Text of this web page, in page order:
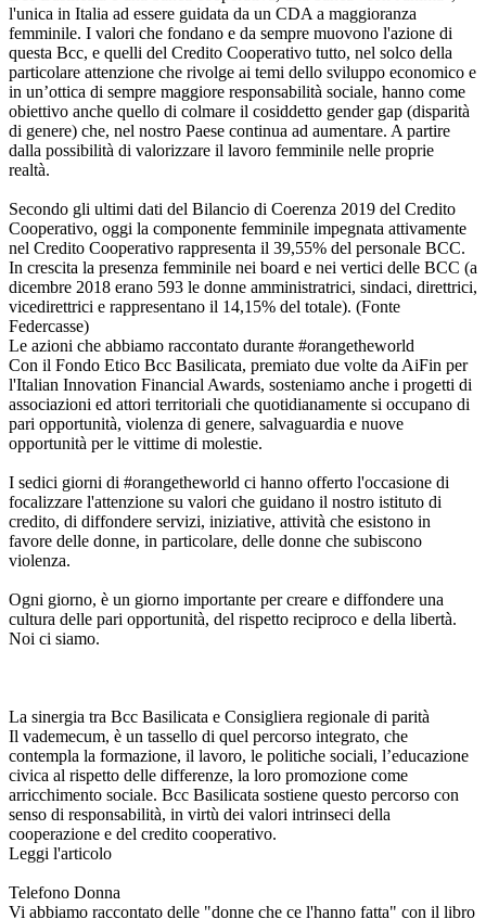
l'unica in Italia ad essere guidata da un CDA a maggioranza
femminile. I valori che fondano e da sempre muovono l'azione di
questa Bcc, e quelli del Credito Cooperativo tutto, nel solco della
particolare attenzione che rivolge ai temi dello sviluppo economico e
in un’ottica di sempre maggiore responsabilità sociale, hanno come
obiettivo anche quello di colmare il cosiddetto gender gap (disparità
di genere) che, nel nostro Paese continua ad aumentare. A partire
dalla possibilità di valorizzare il lavoro femminile nelle proprie
realtà.
Secondo gli ultimi dati del Bilancio di Coerenza 2019 del Credito
Cooperativo, oggi la componente femminile impegnata attivamente
nel Credito Cooperativo rappresenta il 39,55% del personale BCC.
In crescita la presenza femminile nei board e nei vertici delle BCC (a
dicembre 2018 erano 593 le donne amministratrici, sindaci, direttrici,
vicedirettrici e rappresentano il 14,15% del totale). (Fonte
Federcasse)
Le azioni che abbiamo raccontato durante #orangetheworld
Con il Fondo Etico Bcc Basilicata, premiato due volte da AiFin per
l'Italian Innovation Financial Awards, sosteniamo anche i progetti di
associazioni ed attori territoriali che quotidianamente si occupano di
pari opportunità, violenza di genere, salvaguardia e nuove
opportunità per le vittime di molestie.
I sedici giorni di #orangetheworld ci hanno offerto l'occasione di
focalizzare l'attenzione su valori che guidano il nostro istituto di
credito, di diffondere servizi, iniziative, attività che esistono in
favore delle donne, in particolare, delle donne che subiscono
violenza.
Ogni giorno, è un giorno importante per creare e diffondere una
cultura delle pari opportunità, del rispetto reciproco e della libertà.
Noi ci siamo.
La sinergia tra Bcc Basilicata e Consigliera regionale di parità
Il vademecum, è un tassello di quel percorso integrato, che
contempla la formazione, il lavoro, le politiche sociali, l’educazione
civica al rispetto delle differenze, la loro promozione come
arricchimento sociale. Bcc Basilicata sostiene questo percorso con
senso di responsabilità, in virtù dei valori intrinseci della
cooperazione e del credito cooperativo.
Leggi l'articolo
Telefono Donna
Vi abbiamo raccontato delle "donne che ce l'hanno fatta" con il libro